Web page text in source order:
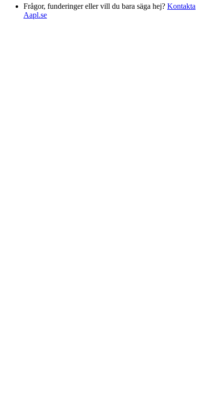
Frågor, funderinger eller vill du bara säga hej? Kontakta
Aapl.se